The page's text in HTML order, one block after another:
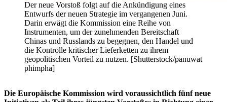
Der neue Vorstoß folgt auf die Ankündigung eines
Entwurfs der neuen Strategie im vergangenen Juni.
Darin erwägt die Kommission eine Reihe von
Instrumenten, um der zunehmenden Bereitschaft
Chinas und Russlands zu begegnen, den Handel und
die Kontrolle kritischer Lieferketten zu ihrem
geopolitischen Vorteil zu nutzen. [Shutterstock/panuwat
phimpha]
Die Europäische Kommission wird voraussichtlich fünf neue